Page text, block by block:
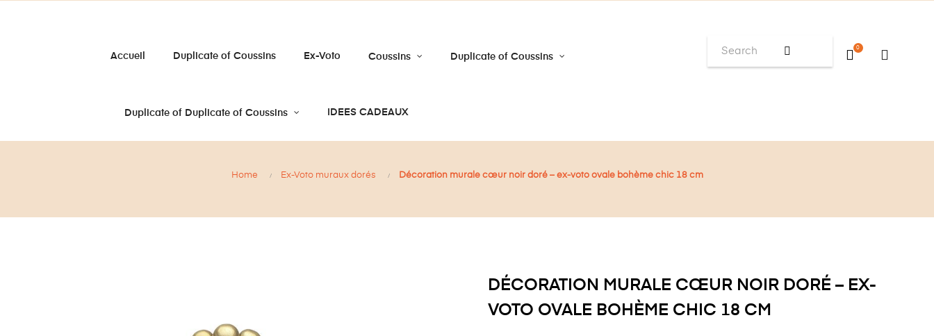
Accueil Duplicate of Coussins Ex-Voto Coussins Duplicate of Coussins
Duplicate of Duplicate of Coussins IDEES CADEAUX
0
Home Ex-Voto muraux dorés Décoration murale cœur noir doré – ex-voto ovale bohème chic 18 cm
DÉCORATION MURALE CŒUR NOIR DORÉ – EX-
VOTO OVALE BOHÈME CHIC 18 CM